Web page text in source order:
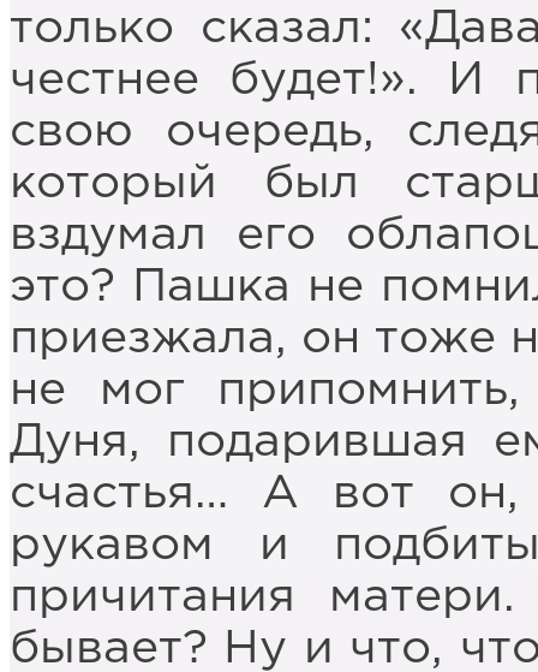
только сказал:
честнее будет!». И
свою очередь,
который был
вздумал его
это? Пашка не
приезжала, он тоже
не мог
Дуня, подарившая
счастья… А вот
рукавом и
причитания
бывает? Ну и что,